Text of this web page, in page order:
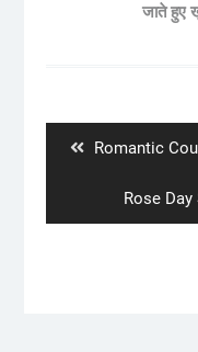
जाते हुए
Previous
Romantic
Next
post:
Rose Day